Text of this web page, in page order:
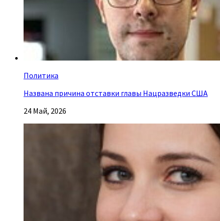
Политика
Названа причина отставки главы Нацразведки США
24 Май, 2026